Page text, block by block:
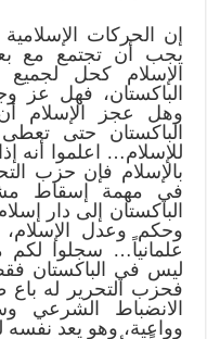
إن الحركات
يجب أن تجتمع مع
الإسلام كحل
الباكستان، فهل عز
وهل عجز الإسلام
الباكستان حتى تعطى
للإسلام… اعلموا أنه
بالإسلام فإن حزب
في مهمة إسقاط
الباكستان إلى دار
وحكم وعدل الإسلام،
علمانياً… سجلوا لكم
ليس في الباكستان
فحزب التحرير له
الانضباط الشرعي
وواعية، وهو يعد